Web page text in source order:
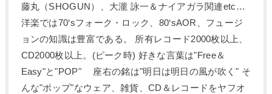
藤丸（SHOGUN）、大瀧 詠一＆ナイアガラ関連etc…
洋楽では70‘sフォーク・ロック、80‘sAOR、フュージ
ョンの知識は豊富である。 所有レコード2000枚以上、
CD2000枚以上。(ピーク時) 好きな言葉は"Free＆
Easy"と"POP" 座右の銘は"明日は明日の風が吹く" そ
んな"ポップ"なウェア、雑貨、CD＆レコードをヤフオ